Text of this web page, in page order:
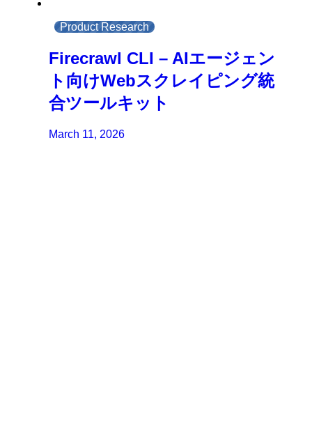
Product Research
Firecrawl CLI – AIエージェン
ト向けWebスクレイピング統
合ツールキット
March 11, 2026